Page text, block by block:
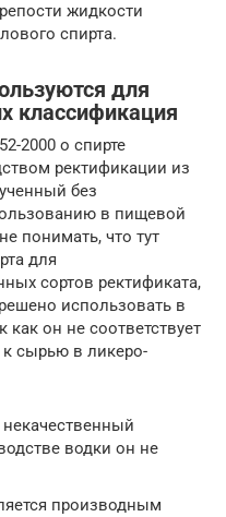
жидкости
спирта.
для
классификация
2000 о спирте
ректификации из
без
в пищевой
понимать, что тут
для
сортов ректификата,
использовать в
он не соответствует
сырью в ликеро-
водки он не
производным